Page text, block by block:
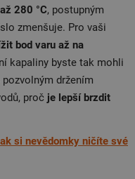
280 °C, postupným
zmenšuje. Pro vaši
bod varu až na
kapaliny byste tak mohli
pozvolným držením
proč je lepší brzdit
si nevědomky ničíte své